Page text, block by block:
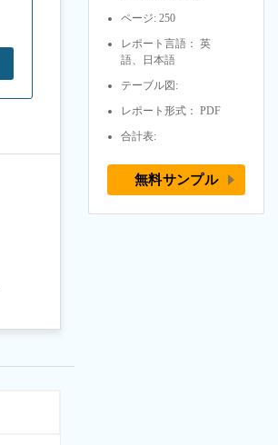
ページ: 250
レポート言語： 英
語、日本語
テーブル図:
レポート形式： PDF
合計表:
無料サンプル